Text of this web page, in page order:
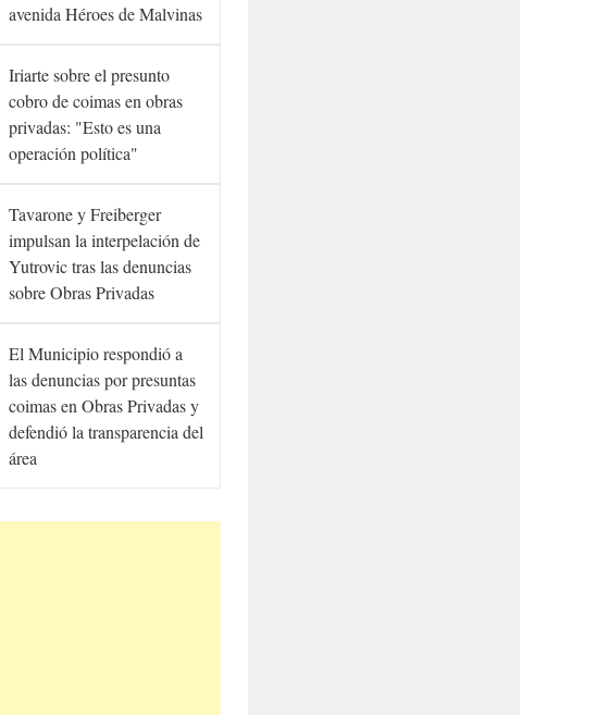
avenida Héroes de Malvinas
Iriarte sobre el presunto
cobro de coimas en obras
privadas: "Esto es una
operación política"
Tavarone y Freiberger
impulsan la interpelación de
Yutrovic tras las denuncias
sobre Obras Privadas
El Municipio respondió a
las denuncias por presuntas
coimas en Obras Privadas y
defendió la transparencia del
área